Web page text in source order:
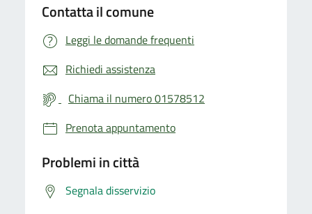
Contatta il comune
Leggi le domande frequenti
Richiedi assistenza
Chiama il numero 01578512
Prenota appuntamento
Problemi in città
Segnala disservizio